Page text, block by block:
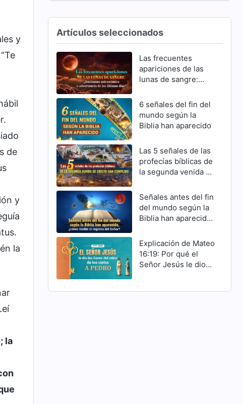
y
de
y
la
la
Artículos seleccionados
Las frecuentes
apariciones de las
lunas de sangre:
astronómico o
advertencia de los
últimos días?
6 señales del fin del
mundo según la
Biblia han aparecido
Las 5 señales de las
profecías bíblicas de
la segunda venida de
Señales antes del fin
del mundo según la
Biblia han aparecido,
regreso del Señor?
Explicación de Mateo
16:19: Por qué el
Señor Jesús le dio